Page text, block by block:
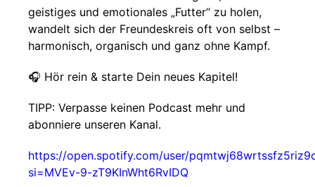
geistiges und emotionales „Futter“ zu holen,
wandelt sich der Freundeskreis oft von selbst –
harmonisch, organisch und ganz ohne Kampf.
🎧 Hör rein & starte Dein neues Kapitel!
TIPP: Verpasse keinen Podcast mehr und
abonniere unseren Kanal.
https://open.spotify.com/user/
si=MVEv-9-zT9KInWht6RvIDQ